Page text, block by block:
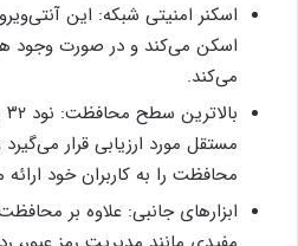
اسکنر امنیتی شبکه: این
اسکن می‌کند و در صورت وجود
می‌کند.
مستقل مورد ارزیابی قرار
محافظت را به کاربران خود